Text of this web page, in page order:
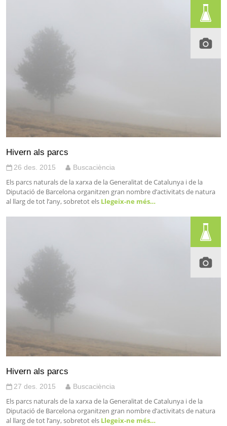
Hivern als parcs
26 des. 2015 Buscaciència
Els parcs naturals de la xarxa de la Generalitat de Catalunya i de la
Diputació de Barcelona organitzen gran nombre d’activitats de natura
al llarg de tot l’any, sobretot els Llegeix-ne més…
Hivern als parcs
27 des. 2015 Buscaciència
Els parcs naturals de la xarxa de la Generalitat de Catalunya i de la
Diputació de Barcelona organitzen gran nombre d’activitats de natura
al llarg de tot l’any, sobretot els Llegeix-ne més…